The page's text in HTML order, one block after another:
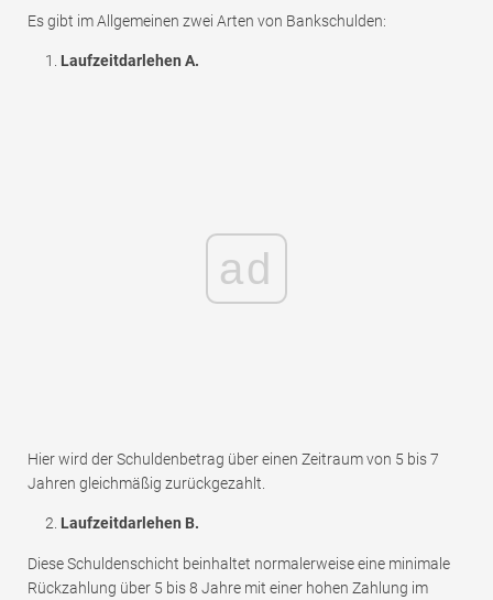
Es gibt im Allgemeinen zwei Arten von Bankschulden:
Laufzeitdarlehen A.
ad
Hier wird der Schuldenbetrag über einen Zeitraum von 5 bis 7
Jahren gleichmäßig zurückgezahlt.
Laufzeitdarlehen B.
Diese Schuldenschicht beinhaltet normalerweise eine minimale
Rückzahlung über 5 bis 8 Jahre mit einer hohen Zahlung im